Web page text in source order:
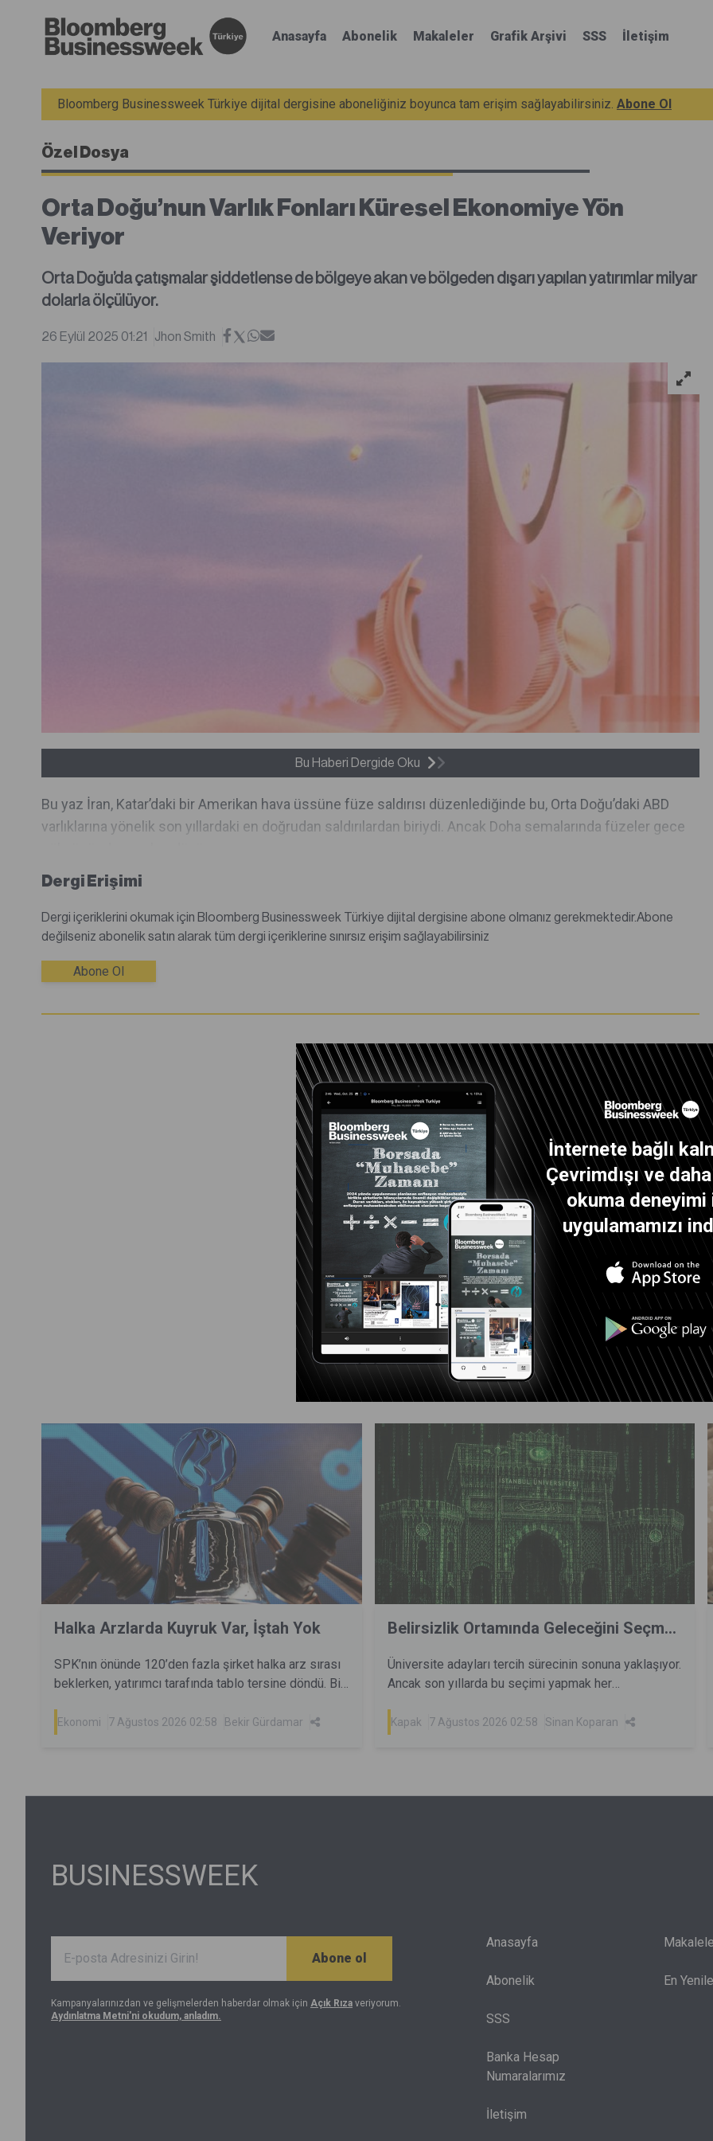
İnternete bağlı
Çevrimdışı ve
okuma deneyimi
uygulamamızı
Anasayfa Abonelik Makaleler Grafik Arşivi SSS İletişim
Bloomberg Businessweek Türkiye dijital dergisine aboneliğiniz boyunca tam erişim sağlayabilirsiniz. Abone Ol
Özel Dosya
Orta Doğu’nun Varlık Fonları Küresel Ekonomiye Yön
Veriyor
Orta Doğu’da çatışmalar şiddetlense de bölgeye akan ve bölgeden dışarı yapılan yatırımlar milyar
dolarla ölçülüyor.
26 Eylül 2025 01:21 Jhon Smith
Bu Haberi Dergide Oku
Bu yaz İran, Katar’daki bir Amerikan hava üssüne füze saldırısı düzenlediğinde bu, Orta Doğu’daki ABD
varlıklarına yönelik son yıllardaki en doğrudan saldırılardan biriydi. Ancak Doha semalarında füzeler gece
Dergi Erişimi
Dergi içeriklerini okumak için Bloomberg Businessweek Türkiye dijital dergisine abone olmanız gerekmektedir.Abone
değilseniz abonelik satın alarak tüm dergi içeriklerine sınırsız erişim sağlayabilirsiniz
Abone Ol
Halka Arzlarda Kuyruk Var, İştah Yok
SPK’nın önünde 120’den fazla şirket halka arz sırası
beklerken, yatırımcı tarafında tablo tersine döndü. Bir
halka arzlar artık eskisi kadar kolay talep toplamıyor.
Ekonomi 7 Ağustos 2026 02:58 Bekir Gürdamar
Belirsizlik Ortamında Geleceğini Seçm...
Üniversite adayları tercih sürecinin sonuna yaklaşıyor.
Ancak son yıllarda bu seçimi yapmak her
bugünün mesleklerini dönüştürürken pek çoğunu da
eğitim alacağı şehri, üniversiteyi ve maddi olanakları
Kapak 7 Ağustos 2026 02:58 Sinan Koparan
BUSINESSWEEK
Abone ol
Kampanyalarınızdan ve gelişmelerden haberdar olmak için Açık Rıza veriyorum.
Aydınlatma Metni'ni okudum, anladım.
Anasayfa
Abonelik
SSS
Banka Hesap
Numaralarımız
İletişim
En